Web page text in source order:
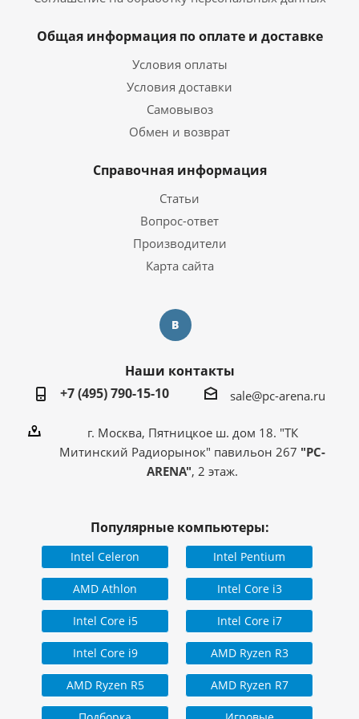
Интерфейс подключения
Видеокарта
NVIDIA GeForce RTX
4070Ti 12 ГБ
Дискретная
Операционная система
Операционная система Windows 10 Pro Trial
Корпус
Дополнительная информация
Информация о гарантии
Перейти на страницу с
информацией о
гарантии
Страна производитель
с использованием
комплектующих из
стран: Китай,
Индонезия, Малайзия,
Тайвань
Общая информация по оплате и доставке
Условия оплаты
Условия доставки
Самовывоз
Обмен и возврат
Справочная информация
Статьи
Вопрос-ответ
Производители
Карта сайта
Наши контакты
+7 (495) 790-15-10
sale@pc-arena.ru
г. Москва, Пятницкое ш. дом 18. "ТК
Митинский Радиорынок" павильон 267 "PC-
ARENA", 2 этаж.
Популярные компьютеры:
Intel Celeron Intel Pentium
AMD Athlon Intel Core i3
Intel Core i5 Intel Core i7
Intel Core i9 AMD Ryzen R3
AMD Ryzen R5 AMD Ryzen R7